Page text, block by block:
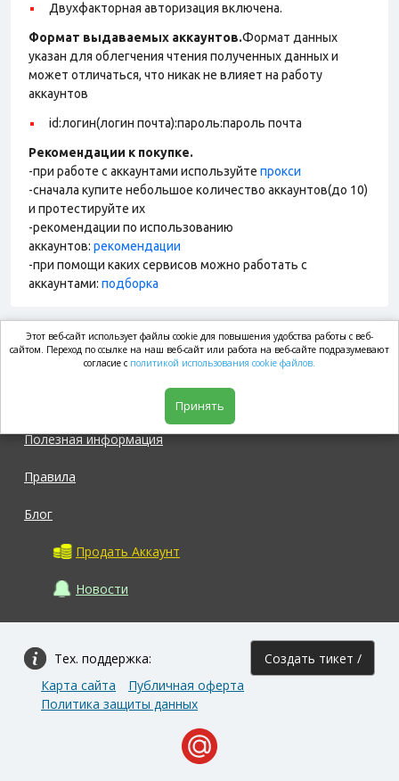
Двухфакторная авторизация включена.
Формат выдаваемых аккаунтов.Формат данных
указан для облегчения чтения полученных данных и
может отличаться, что никак не влияет на работу
аккаунтов
id:логин(логин почта):пароль:пароль почта
Рекомендации к покупке.
-при работе с аккаунтами используйте прокси
-сначала купите небольшое количество аккаунтов(до 10)
и протестируйте их
-рекомендации по использованию
аккаунтов: рекомендации
-при помощи каких сервисов можно работать с
аккаунтами: подборка
market.com
Полезная информация
Правила
Блог
Продать Аккаунт
Новости
Тех. поддержка: Создать тикет /
Карта сайта
Публичная оферта
Политика защиты данных
Этот веб-сайт использует файлы cookie для повышения удобства работы с веб-
сайтом. Переход по ссылке на наш веб-сайт или работа на веб-сайте подразумевают
согласие с политикой использования cookie файлов.
Принять